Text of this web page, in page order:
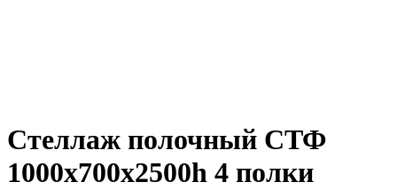
Стеллаж полочный СТФ
1000х700x2500h 4 полки